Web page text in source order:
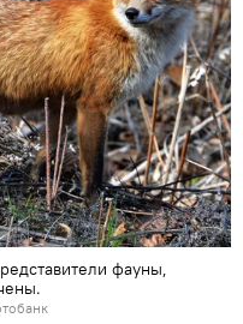
фауны,